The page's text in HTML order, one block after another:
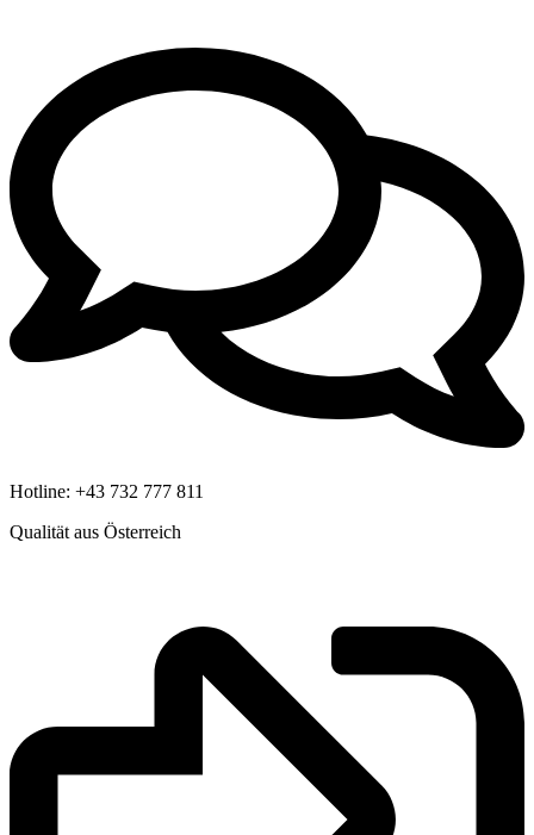
Hotline: +43 732 777 811
Qualität aus Österreich